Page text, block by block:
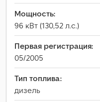
Мощность:
96 кВт (130,52 л.с.)
Первая регистрация:
05/2005
Тип топлива:
дизель